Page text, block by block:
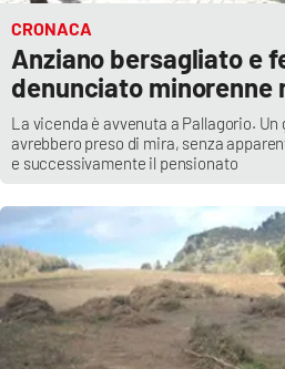
CRONACA
Anziano bersagliato e
denunciato minorenne
La vicenda è avvenuta a Pallagorio.
avrebbero preso di mira, senza
e successivamente il pensionato